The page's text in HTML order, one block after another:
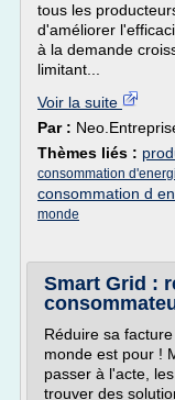
tous les
d'améliorer
à la demande
limitant...
Voir la suite
Par :
Thèmes liés :
consommation
consommation d
monde
Smart Grid :
Réduire sa
monde est pour !
passer à l'acte,
trouver des